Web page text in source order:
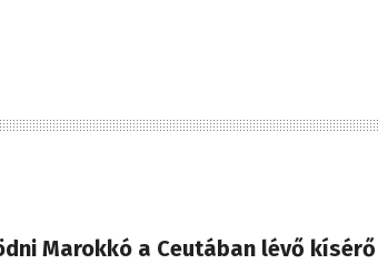
Marokkó a Ceutában lévő kísérő